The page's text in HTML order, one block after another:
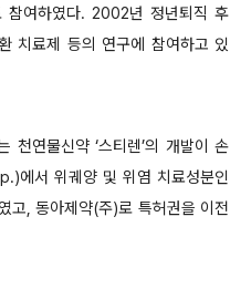
참여하였다. 2002년 정년퇴직 후
치료제 등의 연구에 참여하고 있
천연물신약 ‘스티렌’의 개발이 손
에서 위궤양 및 위염 치료성분인
고, 동아제약(주)로 특허권을 이전